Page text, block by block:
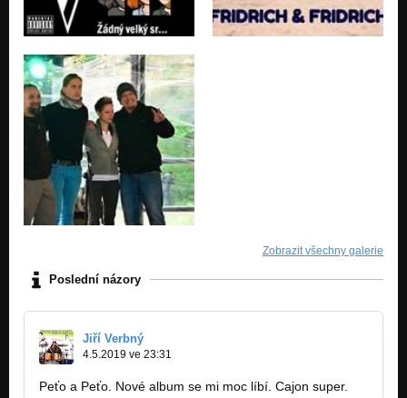
Zobrazit všechny galerie
Poslední názory
Jiří Verbný
4.5.2019 ve 23:31
Peťo a Peťo. Nové album se mi moc líbí. Cajon super.